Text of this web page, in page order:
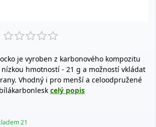
je vyroben z karbonového kompozitu
nízkou hmotností - 21 g a možností vkládat
Vhodný i pro menší a celoodpružené
celý popis
21